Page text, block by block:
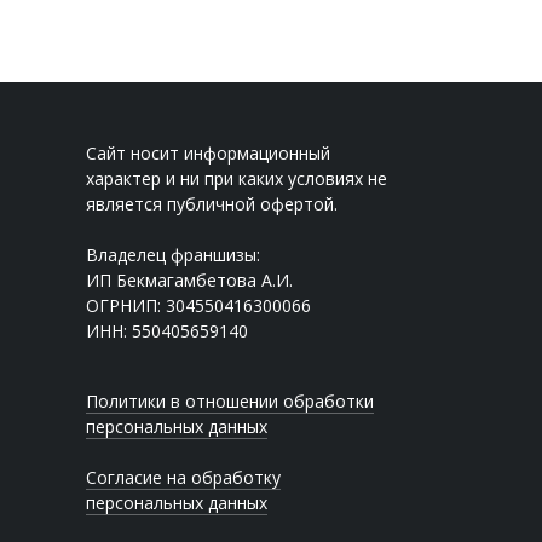
Сайт носит информационный
характер и ни при каких условиях не
является публичной офертой.
Владелец франшизы:
ИП Бекмагамбетова А.И.
ОГРНИП: 304550416300066
ИНН: 550405659140
Политики в отношении обработки
персональных данных
Согласие на обработку
персональных данных